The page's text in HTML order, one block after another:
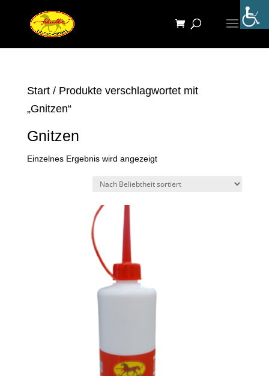
Start/ Produkte verschlagwortet mit
„Gnitzen“
Gnitzen
Einzelnes Ergebnis wird angezeigt